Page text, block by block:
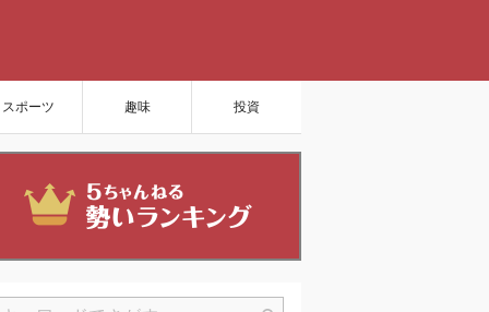
スポーツ 趣味 投資